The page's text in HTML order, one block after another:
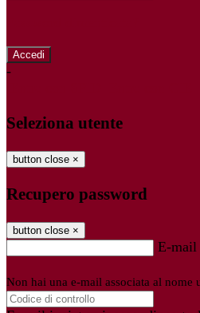
-
Seleziona utente
button close ×
Recupero password
button close ×
E-mail
Non hai una e-mail associata al nome